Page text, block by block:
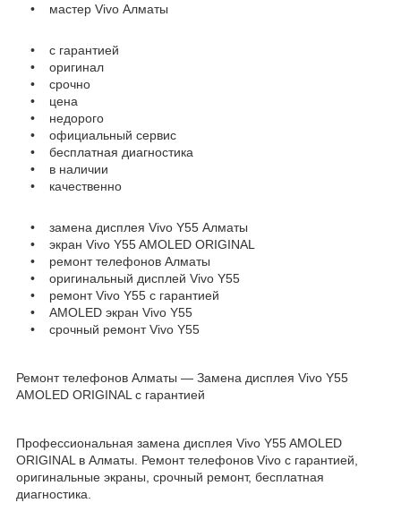
• мастер Vivo Алматы
• с гарантией
• оригинал
• срочно
• цена
• недорого
• официальный сервис
• бесплатная диагностика
• в наличии
• качественно
• замена дисплея Vivo Y55 Алматы
• экран Vivo Y55 AMOLED ORIGINAL
• ремонт телефонов Алматы
• оригинальный дисплей Vivo Y55
• ремонт Vivo Y55 с гарантией
• AMOLED экран Vivo Y55
• срочный ремонт Vivo Y55
Ремонт телефонов Алматы — Замена дисплея Vivo Y55
AMOLED ORIGINAL с гарантией
Профессиональная замена дисплея Vivo Y55 AMOLED
ORIGINAL в Алматы. Ремонт телефонов Vivo с гарантией,
оригинальные экраны, срочный ремонт, бесплатная
диагностика.